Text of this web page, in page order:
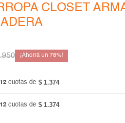
CLOSET
78
12 cuotas de $ 1.374
12 cuotas de $ 1.374